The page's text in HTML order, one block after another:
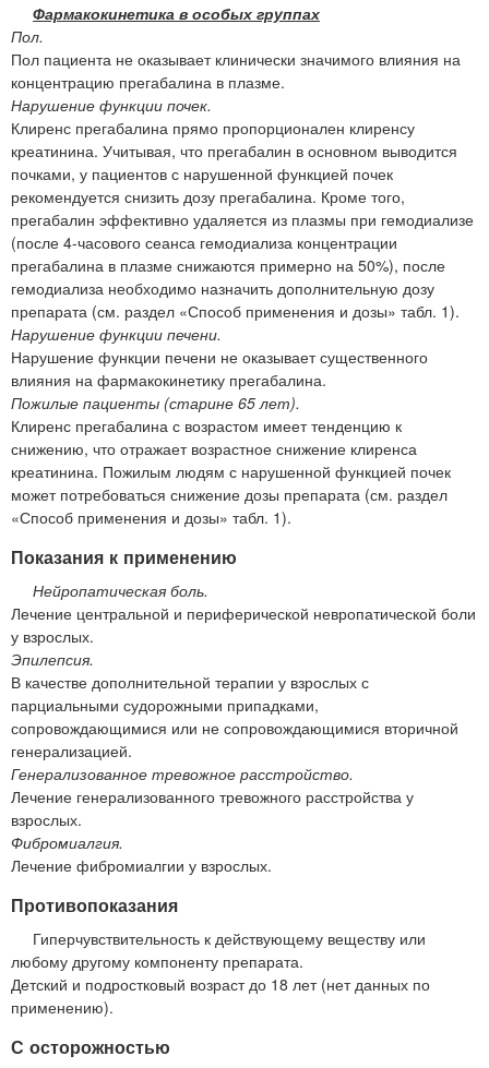
Фармакокинетика в особых группах
Пол.
Пол пациента не оказывает клинически значимого влияния на
концентрацию прегабалина в плазме.
Нарушение функции почек.
Клиренс прегабалина прямо пропорционален клиренсу
креатинина. Учитывая, что прегабалин в основном выводится
почками, у пациентов с нарушенной функцией почек
рекомендуется снизить дозу прегабалина. Кроме того,
прегабалин эффективно удаляется из плазмы при гемодиализе
(после 4-часового сеанса гемодиализа концентрации
прегабалина в плазме снижаются примерно на 50%), после
гемодиализа необходимо назначить дополнительную дозу
препарата (см. раздел «Способ применения и дозы» табл. 1).
Нарушение функции печени.
Нарушение функции печени не оказывает существенного
влияния на фармакокинетику прегабалина.
Пожилые пациенты (старине 65 лет).
Клиренс прегабалина с возрастом имеет тенденцию к
снижению, что отражает возрастное снижение клиренса
креатинина. Пожилым людям с нарушенной функцией почек
может потребоваться снижение дозы препарата (см. раздел
«Способ применения и дозы» табл. 1).
Показания к применению
Нейропатическая боль.
Лечение центральной и периферической невропатической боли
у взрослых.
Эпилепсия.
В качестве дополнительной терапии у взрослых с
парциальными судорожными припадками,
сопровождающимися или не сопровождающимися вторичной
генерализацией.
Генерализованное тревожное расстройство.
Лечение генерализованного тревожного расстройства у
взрослых.
Фибромиалгия.
Лечение фибромиалгии у взрослых.
Противопоказания
Гиперчувствительность к действующему веществу или
любому другому компоненту препарата.
Детский и подростковый возраст до 18 лет (нет данных по
применению).
С осторожностью